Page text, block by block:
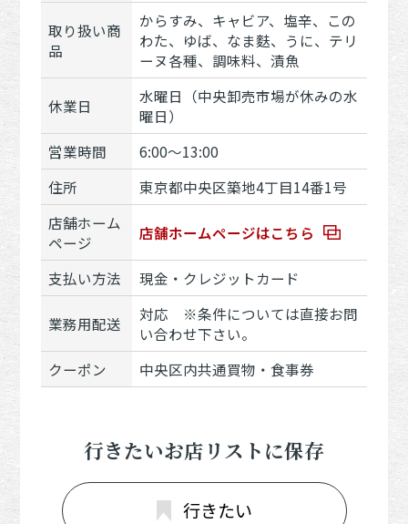
取り扱い商
品
からすみ、キャビア、塩辛、この
わた、ゆば、なま麩、うに、テリ
ーヌ各種、調味料、漬魚
休業日
水曜日（中央卸売市場が休みの水
曜日）
営業時間
6:00～13:00
住所
東京都中央区築地4丁目14番1号
店舗ホーム
ページ
店舗ホームページはこちら
支払い方法 現金・クレジットカード
業務用配送
対応 ※条件については直接お問
い合わせ下さい。
クーポン
中央区内共通買物・食事券
行きたいお店リストに保存
行きたい